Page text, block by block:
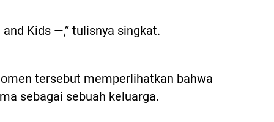
Kids —,” tulisnya singkat.
tersebut memperlihatkan bahwa
sebagai sebuah keluarga.